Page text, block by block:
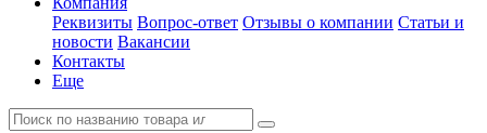
Реквизиты Вопрос-ответ Отзывы о компании Статьи и
новости Вакансии
Контакты
Еще